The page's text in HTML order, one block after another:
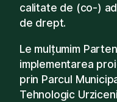
calitate de (co-)
de drept.
Le mulțumim
implementarea
prin Parcul
Tehnologic